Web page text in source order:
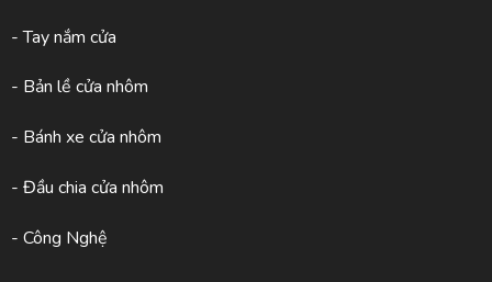
- Tay nắm cửa
- Bản lề cửa nhôm
- Bánh xe cửa nhôm
- Đầu chia cửa nhôm
- Công Nghệ